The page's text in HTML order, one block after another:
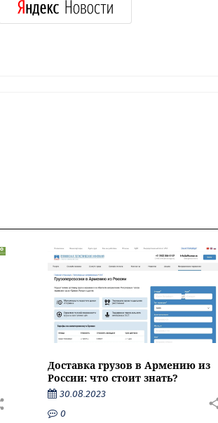
Доставка грузов в Армению из
России: что стоит знать?
30.08.2023
0